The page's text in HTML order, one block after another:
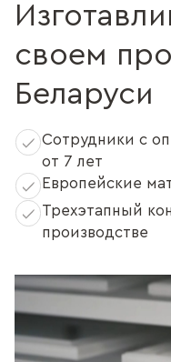
своем
Беларуси
Сотрудники с
от 7 лет
Европейские
Трехэтапный
производстве